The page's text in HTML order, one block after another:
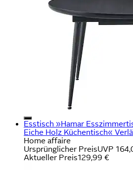
Esstisch »Hamar
Eiche Holz Küchentisch«
Home affaire
Ursprünglicher PreisUVP
Aktueller Preis129,99 €